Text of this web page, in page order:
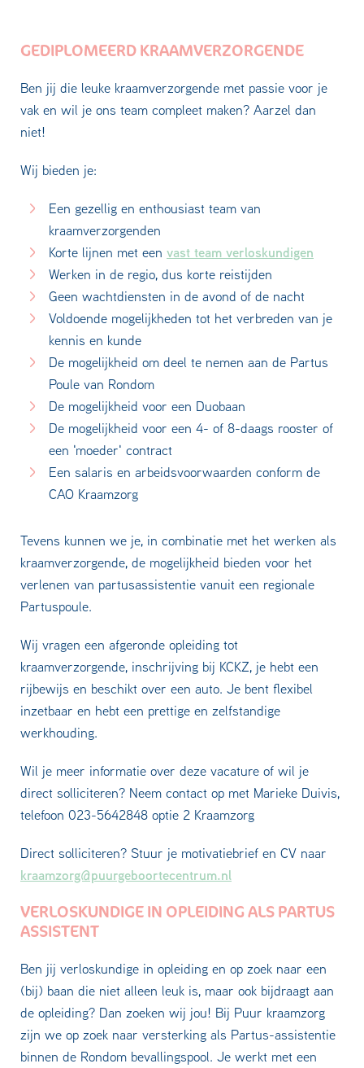
GEDIPLOMEERD KRAAMVERZORGENDE
Ben jij die leuke kraamverzorgende met passie voor je
vak en wil je ons team compleet maken? Aarzel dan
niet!
Wij bieden je:
Een gezellig en enthousiast team van
kraamverzorgenden
Korte lijnen met een vast team verloskundigen
Werken in de regio, dus korte reistijden
Geen wachtdiensten in de avond of de nacht
Voldoende mogelijkheden tot het verbreden van je
kennis en kunde
De mogelijkheid om deel te nemen aan de Partus
Poule van Rondom
De mogelijkheid voor een Duobaan
De mogelijkheid voor een 4- of 8-daags rooster of
een 'moeder' contract
Een salaris en arbeidsvoorwaarden conform de
CAO Kraamzorg
Tevens kunnen we je, in combinatie met het werken als
kraamverzorgende, de mogelijkheid bieden voor het
verlenen van partusassistentie vanuit een regionale
Partuspoule.
Wij vragen een afgeronde opleiding tot
kraamverzorgende, inschrijving bij KCKZ, je hebt een
rijbewijs en beschikt over een auto. Je bent flexibel
inzetbaar en hebt een prettige en zelfstandige
werkhouding.
Wil je meer informatie over deze vacature of wil je
direct solliciteren? Neem contact op met Marieke Duivis,
telefoon 023-5642848 optie 2 Kraamzorg
Direct solliciteren? Stuur je motivatiebrief en CV naar
kraamzorg@puurgeboortecentrum.nl
VERLOSKUNDIGE IN OPLEIDING ALS PARTUS
ASSISTENT
Ben jij verloskundige in opleiding en op zoek naar een
(bij) baan die niet alleen leuk is, maar ook bijdraagt aan
de opleiding? Dan zoeken wij jou! Bij Puur kraamzorg
zijn we op zoek naar versterking als Partus-assistentie
binnen de Rondom bevallingspool. Je werkt met een